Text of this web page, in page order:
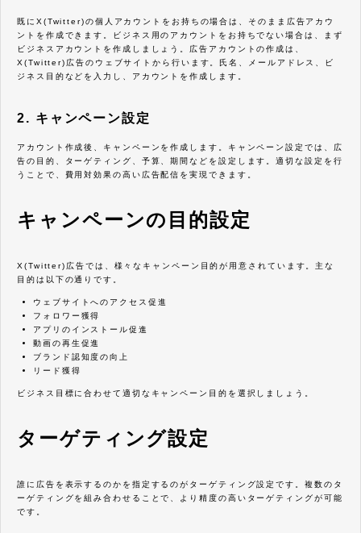
既にX(Twitter)の個人アカウントをお持ちの場合は、そのまま広告アカウ
ントを作成できます。ビジネス用のアカウントをお持ちでない場合は、まず
ビジネスアカウントを作成しましょう。広告アカウントの作成は、
X(Twitter)広告のウェブサイトから行います。氏名、メールアドレス、ビ
ジネス目的などを入力し、アカウントを作成します。
2. キャンペーン設定
アカウント作成後、キャンペーンを作成します。キャンペーン設定では、広
告の目的、ターゲティング、予算、期間などを設定します。適切な設定を行
うことで、費用対効果の高い広告配信を実現できます。
キャンペーンの目的設定
X(Twitter)広告では、様々なキャンペーン目的が用意されています。主な
目的は以下の通りです。
ウェブサイトへのアクセス促進
フォロワー獲得
アプリのインストール促進
動画の再生促進
ブランド認知度の向上
リード獲得
ビジネス目標に合わせて適切なキャンペーン目的を選択しましょう。
ターゲティング設定
誰に広告を表示するのかを指定するのがターゲティング設定です。複数のタ
ーゲティングを組み合わせることで、より精度の高いターゲティングが可能
です。